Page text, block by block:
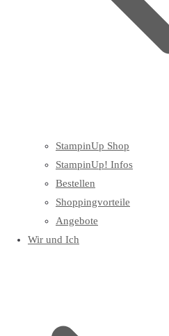
StampinUp Shop
StampinUp! Infos
Bestellen
Shoppingvorteile
Angebote
Wir und Ich